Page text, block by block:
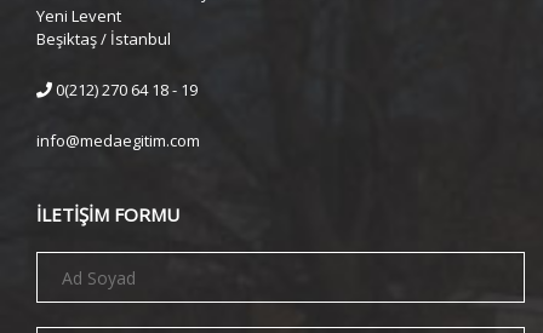
Yeni Levent
Beşiktaş / İstanbul
0(212) 270 64 18 - 19
info@medaegitim.com
İLETİŞİM FORMU